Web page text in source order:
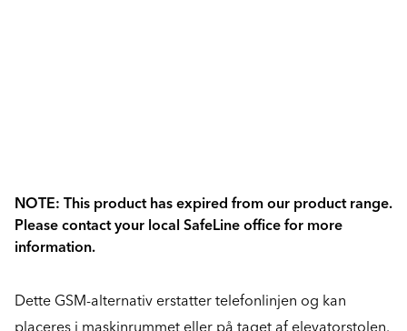
NOTE: This product has expired from our product range.
Please contact your local SafeLine office for more
information.
Dette GSM-alternativ erstatter telefonlinjen og kan
placeres i maskinrummet eller på taget af elevatorstolen.